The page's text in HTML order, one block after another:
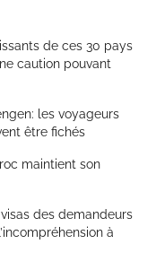
de ces 30 pays
caution pouvant
les voyageurs
être fichés
maintient son
visas des demandeurs
à